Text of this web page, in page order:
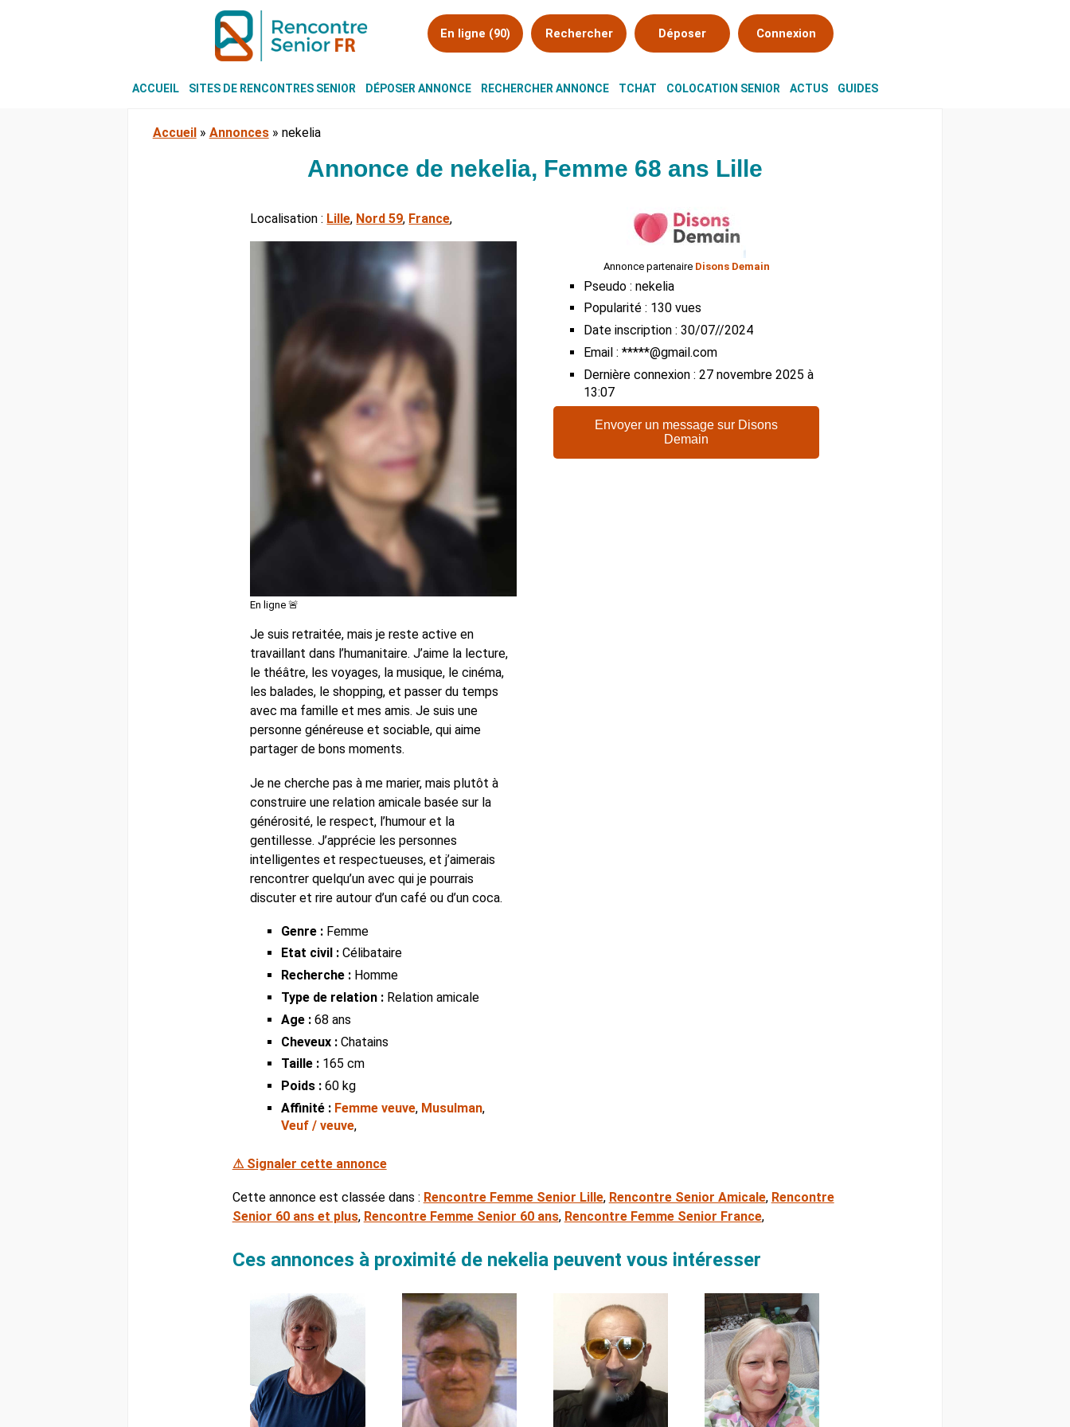
En ligne (90) Rechercher Déposer Connexion
ACCUEIL SITES DE RENCONTRES SENIOR DÉPOSER ANNONCE RECHERCHER ANNONCE TCHAT COLOCATION SENIOR ACTUS GUIDES
Accueil » Annonces» nekelia
Annonce de nekelia, Femme 68 ans Lille
Localisation : Lille, Nord 59, France,
En ligne 🚨
Je suis retraitée, mais je reste active en
travaillant dans l’humanitaire. J’aime la lecture,
le théâtre, les voyages, la musique, le cinéma,
les balades, le shopping, et passer du temps
avec ma famille et mes amis. Je suis une
personne généreuse et sociable, qui aime
partager de bons moments.
Je ne cherche pas à me marier, mais plutôt à
construire une relation amicale basée sur la
générosité, le respect, l’humour et la
gentillesse. J’apprécie les personnes
intelligentes et respectueuses, et j’aimerais
rencontrer quelqu’un avec qui je pourrais
discuter et rire autour d’un café ou d’un coca.
Genre : Femme
Etat civil : Célibataire
Recherche : Homme
Type de relation : Relation amicale
Age : 68 ans
Cheveux : Chatains
Taille : 165 cm
Poids : 60 kg
Affinité : Femme veuve, Musulman,
Veuf / veuve,
Annonce partenaire Disons Demain
Pseudo : nekelia
Popularité : 130 vues
Date inscription : 30/07//2024
Email : *****@gmail.com
Dernière connexion : 27 novembre 2025 à
13:07
Envoyer un message sur Disons
Demain
⚠ Signaler cette annonce
Cette annonce est classée dans : Rencontre Femme Senior Lille, Rencontre Senior Amicale, Rencontre
Senior 60 ans et plus, Rencontre Femme Senior 60 ans, Rencontre Femme Senior France,
Ces annonces à proximité de nekelia peuvent vous intéresser